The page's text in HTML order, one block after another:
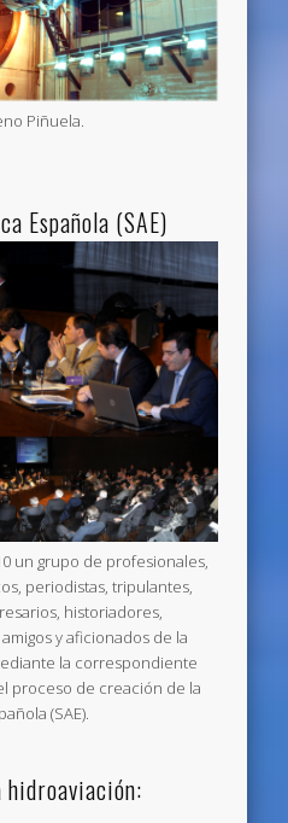
Piñuela.
Española (SAE)
un grupo de profesionales,
periodistas, tripulantes,
historiadores,
y aficionados de la
la correspondiente
proceso de creación de la
(SAE).
hidroaviación: